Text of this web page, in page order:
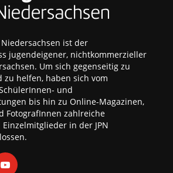
Niedersachsen ist der
jugendeigener, nichtkommerzieller
Um sich gegenseitig zu
helfen, haben sich vom
und
bis hin zu Online-Magazinen,
FotografInnen zahlreiche
in der JPN